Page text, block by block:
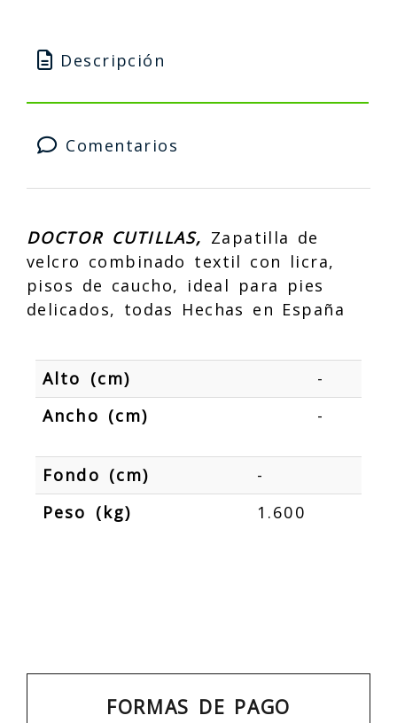
Descripción
Comentarios
DOCTOR CUTILLAS, Zapatilla de
velcro combinado textil con licra,
pisos de caucho, ideal para pies
delicados, todas Hechas en España
Alto (cm)
-
Ancho (cm)
-
Fondo (cm)
-
Peso (kg)
1.600
FORMAS DE PAGO